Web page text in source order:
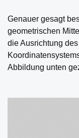
Genauer gesagt
geometrischen
die Ausrichtung
Abbildung unten